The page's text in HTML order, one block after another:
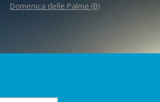
Domenica delle Palme (B)